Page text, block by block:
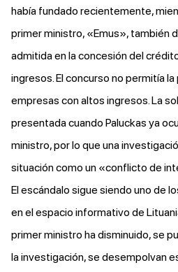
había fundado recientemente,
primer ministro, «Emus», también
admitida en la concesión del
ingresos. El concurso no permitía
empresas con altos ingresos. La
presentada cuando Paluckas ya
ministro, por lo que una
situación como un «conflicto de
El escándalo sigue siendo uno de
en el espacio informativo de
primer ministro ha disminuido, se
la investigación, se desempolvan